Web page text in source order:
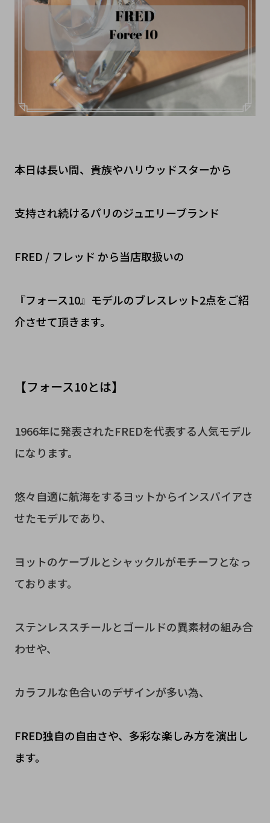
本日は長い間、貴族やハリウッドスターから
支持され続けるパリのジュエリーブランド
FRED / フレッド から当店取扱いの
『フォース10』モデルのブレスレット2点をご紹
介させて頂きます。
【フォース10とは】
1966年に発表されたFREDを代表する人気モデル
になります。
悠々自適に航海をするヨットからインスパイアさ
せたモデルであり、
ヨットのケーブルとシャックルがモチーフとなっ
ております。
ステンレススチールとゴールドの異素材の組み合
わせや、
カラフルな色合いのデザインが多い為、
FRED独自の自由さや、多彩な楽しみ方を演出し
ます。